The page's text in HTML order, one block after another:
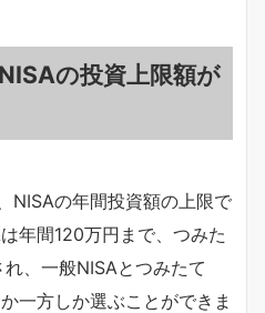
の投資上限額が
NISAの年間投資額の上限で
年間120万円まで、つみた
、一般NISAとつみたて
一方しか選ぶことができま